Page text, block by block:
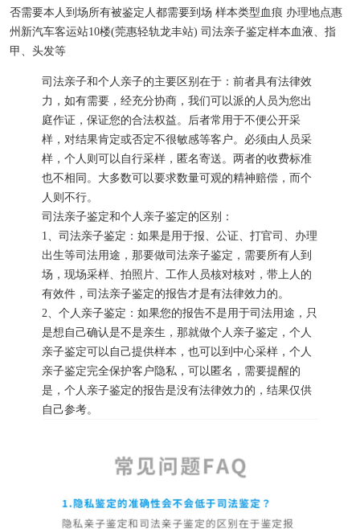
否需要本人到场所有被鉴定人都需要到场 样本类型血痕 办理地点惠
州新汽车客运站10楼(莞惠轻轨龙丰站) 司法亲子鉴定样本血液、指
甲、头发等
司法亲子和个人亲子的主要区别在于：前者具有法律效
力，如有需要，经充分协商，我们可以派的人员为您出
庭作证，保证您的合法权益。后者常用于不便公开采
样，对结果肯定或否定不很敏感等客户。必须由人员采
样，个人则可以自行采样，匿名寄送。两者的收费标准
也不相同。大多数可以要求数量可观的精神赔偿，而个
人则不行。
司法亲子鉴定和个人亲子鉴定的区别：
1、司法亲子鉴定：如果是用于报、公证、打官司、办理
出生等司法用途，那要做司法亲子鉴定，需要所有人到
场，现场采样、拍照片、工作人员核对核对，带上人的
有效件，司法亲子鉴定的报告才是有法律效力的。
2、个人亲子鉴定：如果您的报告不是用于司法用途，只
是想自己确认是不是亲生，那就做个人亲子鉴定，个人
亲子鉴定可以自己提供样本，也可以到中心采样，个人
亲子鉴定完全保护客户隐私，可以匿名，需要提醒的
是，个人亲子鉴定的报告是没有法律效力的，结果仅供
自己参考。